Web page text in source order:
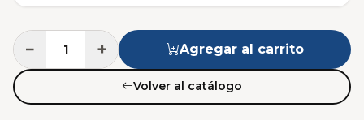
− + Agregar al carrito
Volver al catálogo